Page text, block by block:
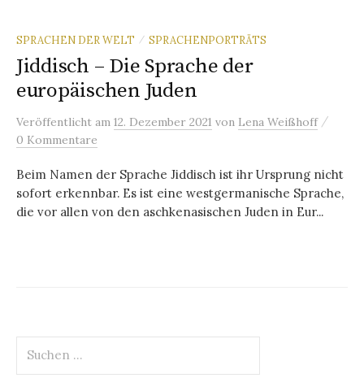
SPRACHEN DER WELT / SPRACHENPORTRÄTS
Jiddisch – Die Sprache der
europäischen Juden
Veröffentlicht am 12. Dezember 2021 von Lena Weißhoff /
0 Kommentare
Beim Namen der Sprache Jiddisch ist ihr Ursprung nicht
sofort erkennbar. Es ist eine westgermanische Sprache,
die vor allen von den aschkenasischen Juden in Eur...
nach: